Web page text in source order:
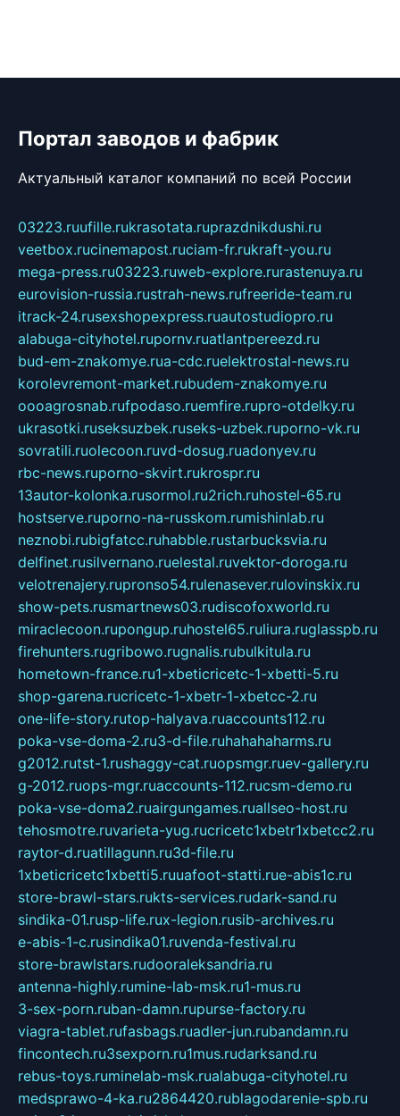
Портал заводов и фабрик
Актуальный каталог компаний по всей России
03223.ruufille.rukrasotata.ruprazdnikdushi.ru
veetbox.rucinemapost.ruciam-fr.rukraft-you.ru
mega-press.ru03223.ruweb-explore.rurastenuya.ru
eurovision-russia.rustrah-news.rufreeride-team.ru
itrack-24.rusexshopexpress.ruautostudiopro.ru
alabuga-cityhotel.rupornv.ruatlantpereezd.ru
bud-em-znakomye.rua-cdc.ruelektrostal-news.ru
korolevremont-market.rubudem-znakomye.ru
oooagrosnab.rufpodaso.ruemfire.rupro-otdelky.ru
ukrasotki.ruseksuzbek.ruseks-uzbek.ruporno-vk.ru
sovratili.ruolecoon.ruvd-dosug.ruadonyev.ru
rbc-news.ruporno-skvirt.rukrospr.ru
13autor-kolonka.rusormol.ru2rich.ruhostel-65.ru
hostserve.ruporno-na-russkom.rumishinlab.ru
neznobi.rubigfatcc.ruhabble.rustarbucksvia.ru
delfinet.rusilvernano.ruelestal.ruvektor-doroga.ru
velotrenajery.rupronso54.rulenasever.rulovinskix.ru
show-pets.rusmartnews03.rudiscofoxworld.ru
miraclecoon.rupongup.ruhostel65.ruliura.ruglasspb.ru
firehunters.rugribowo.rugnalis.rubulkitula.ru
hometown-france.ru1-xbeticricetc-1-xbetti-5.ru
shop-garena.rucricetc-1-xbetr-1-xbetcc-2.ru
one-life-story.rutop-halyava.ruaccounts112.ru
poka-vse-doma-2.ru3-d-file.ruhahahaharms.ru
g2012.rutst-1.rushaggy-cat.ruopsmgr.ruev-gallery.ru
g-2012.ruops-mgr.ruaccounts-112.rucsm-demo.ru
poka-vse-doma2.ruairgungames.ruallseo-host.ru
tehosmotre.ruvarieta-yug.rucricetc1xbetr1xbetcc2.ru
raytor-d.ruatillagunn.ru3d-file.ru
1xbeticricetc1xbetti5.ruuafoot-statti.rue-abis1c.ru
store-brawl-stars.rukts-services.rudark-sand.ru
sindika-01.rusp-life.rux-legion.rusib-archives.ru
e-abis-1-c.rusindika01.ruvenda-festival.ru
store-brawlstars.rudooraleksandria.ru
antenna-highly.rumine-lab-msk.ru1-mus.ru
3-sex-porn.ruban-damn.rupurse-factory.ru
viagra-tablet.rufasbags.ruadler-jun.rubandamn.ru
fincontech.ru3sexporn.ru1mus.rudarksand.ru
rebus-toys.ruminelab-msk.rualabuga-cityhotel.ru
medsprawo-4-ka.ru2864420.rublagodarenie-spb.ru